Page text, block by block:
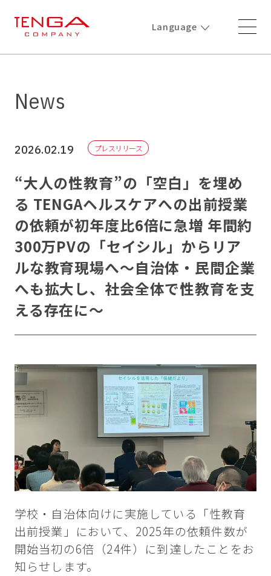
Language
News
2026.02.19 プレスリリース
“大人の性教育”の「空白」を埋め
る TENGAヘルスケアへの出前授業
の依頼が初年度比6倍に急増 年間約
300万PVの「セイシル」からリア
ルな教育現場へ～自治体・民間企業
へも拡大し、社会全体で性教育を支
える存在に～
学校・自治体向けに実施している「性教育
出前授業」において、2025年の依頼件数が
開始当初の6倍（24件）に到達したことをお
知らせします。